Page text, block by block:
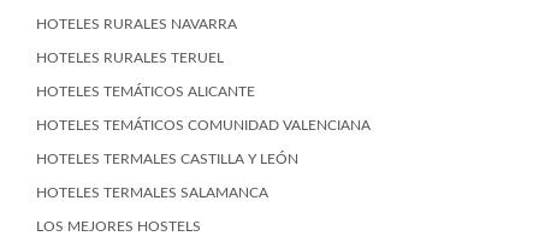
HOTELES RURALES NAVARRA
HOTELES RURALES TERUEL
HOTELES TEMÁTICOS ALICANTE
HOTELES TEMÁTICOS COMUNIDAD VALENCIANA
HOTELES TERMALES CASTILLA Y LEÓN
HOTELES TERMALES SALAMANCA
LOS MEJORES HOSTELS